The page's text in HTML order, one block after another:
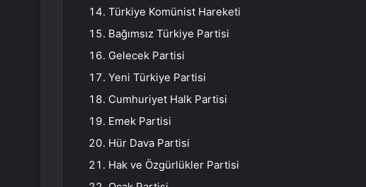
Türkiye Komünist Hareketi
Bağımsız Türkiye Partisi
Gelecek Partisi
Yeni Türkiye Partisi
Cumhuriyet Halk Partisi
Emek Partisi
Hür Dava Partisi
Hak ve Özgürlükler Partisi